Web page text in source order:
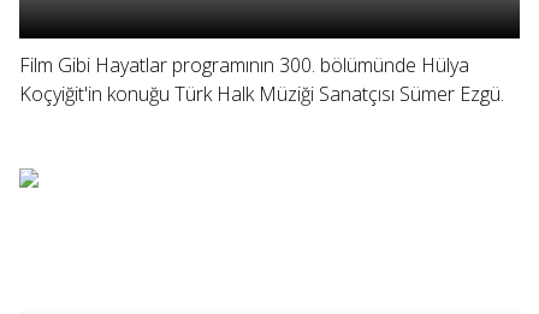
Film Gibi Hayatlar programının 300. bölümünde Hülya
Koçyiğit'in konuğu Türk Halk Müziği Sanatçısı Sümer Ezgü.